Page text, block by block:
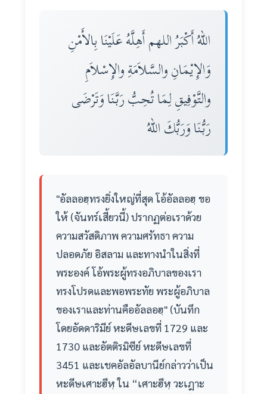
اللهُ أَكْبَرُ اللهم أَهِلَّهُ عَلَيْنَا بِالأَمْنِ
وَالإِيْمَانِ والسَّلاَمَةِ والإِسْلاَمِ
والتَّوْفِيقِ لِمَا تُحِبُّ رَبَّنَا وَتَرْضَى
رَبُّنَا وَرَبُّكَ اللهُ
"อัลลอฮฺทรงยิ่งใหญ่ที่สุด โอ้อัลลอฮฺ ขอ
ให้ (จันทร์เสี้ยวนี้) ปรากฏต่อเราด้วย
ความสวัสดิภาพ ความศรัทธา ความ
ปลอดภัย อิสลาม และทางนำในสิ่งที่
พระองค์ โอ้พระผู้ทรงอภิบาลของเรา
ทรงโปรดและพอพระทัย พระผู้อภิบาล
ของเราและท่านคืออัลลอฮฺ" (บันทึก
โดยอัดดาริมีย์ หะดีษเลขที่ 1729 และ
1730 และอัตติรมิซีย์ หะดีษเลขที่
3451 และเชคอัลอัลบานีย์กล่าวว่าเป็น
หะดีษเศาะฮีหฺ ใน “เศาะฮีหฺ วะเฎาะ